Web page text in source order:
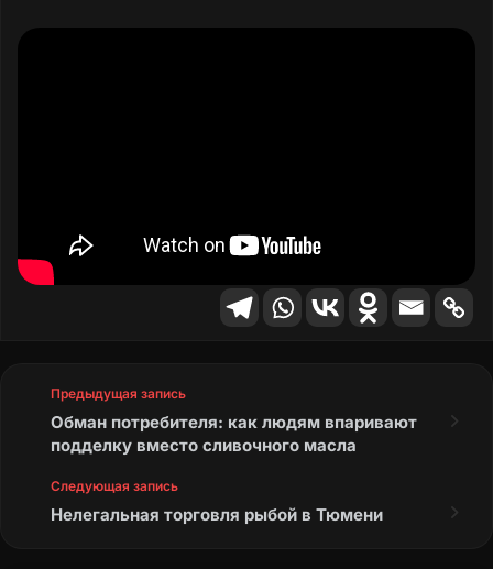
Предыдущая запись
Обман потребителя: как людям впаривают
подделку вместо сливочного масла
Следующая запись
Нелегальная торговля рыбой в Тюмени